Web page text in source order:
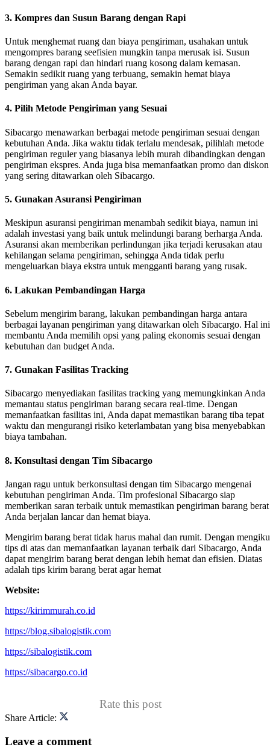
3. Kompres dan Susun Barang dengan Rapi
Untuk menghemat ruang dan biaya pengiriman, usahakan untuk
mengompres barang seefisien mungkin tanpa merusak isi. Susun
barang dengan rapi dan hindari ruang kosong dalam kemasan.
Semakin sedikit ruang yang terbuang, semakin hemat biaya
pengiriman yang akan Anda bayar.
4. Pilih Metode Pengiriman yang Sesuai
Sibacargo menawarkan berbagai metode pengiriman sesuai dengan
kebutuhan Anda. Jika waktu tidak terlalu mendesak, pilihlah metode
pengiriman reguler yang biasanya lebih murah dibandingkan dengan
pengiriman ekspres. Anda juga bisa memanfaatkan promo dan diskon
yang sering ditawarkan oleh Sibacargo.
5. Gunakan Asuransi Pengiriman
Meskipun asuransi pengiriman menambah sedikit biaya, namun ini
adalah investasi yang baik untuk melindungi barang berharga Anda.
Asuransi akan memberikan perlindungan jika terjadi kerusakan atau
kehilangan selama pengiriman, sehingga Anda tidak perlu
mengeluarkan biaya ekstra untuk mengganti barang yang rusak.
6. Lakukan Pembandingan Harga
Sebelum mengirim barang, lakukan pembandingan harga antara
berbagai layanan pengiriman yang ditawarkan oleh Sibacargo. Hal ini
membantu Anda memilih opsi yang paling ekonomis sesuai dengan
kebutuhan dan budget Anda.
7. Gunakan Fasilitas Tracking
Sibacargo menyediakan fasilitas tracking yang memungkinkan Anda
memantau status pengiriman barang secara real-time. Dengan
memanfaatkan fasilitas ini, Anda dapat memastikan barang tiba tepat
waktu dan mengurangi risiko keterlambatan yang bisa menyebabkan
biaya tambahan.
8. Konsultasi dengan Tim Sibacargo
Jangan ragu untuk berkonsultasi dengan tim Sibacargo mengenai
kebutuhan pengiriman Anda. Tim profesional Sibacargo siap
memberikan saran terbaik untuk memastikan pengiriman barang berat
Anda berjalan lancar dan hemat biaya.
Mengirim barang berat tidak harus mahal dan rumit. Dengan
tips di atas dan memanfaatkan layanan terbaik dari Sibacargo, Anda
dapat mengirim barang berat dengan lebih hemat dan efisien. Diatas
adalah tips kirim barang berat agar hemat
Website:
https://kirimmurah.co.id
https://blog.sibalogistik.com
https://sibalogistik.com
https://sibacargo.co.id
Rate this post
Share Article:
Leave a comment